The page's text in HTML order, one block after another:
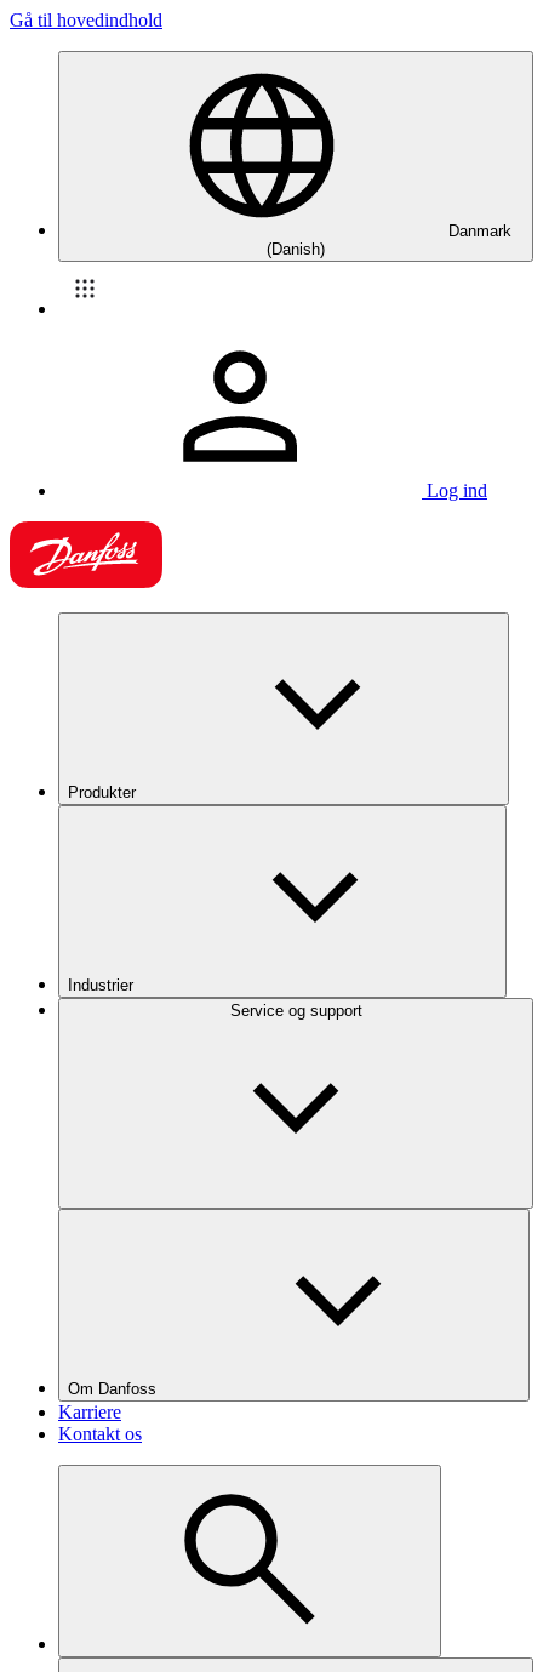
Gå til hovedindhold
Danmark
(Danish)
Log ind
Produkter
Industrier
Service og support
Om Danfoss
Karriere
Kontakt os